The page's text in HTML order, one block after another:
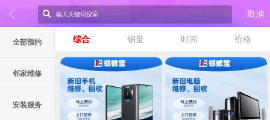
取消
全部预约
邻家维修
安装服务
综合 销量 时间 价格